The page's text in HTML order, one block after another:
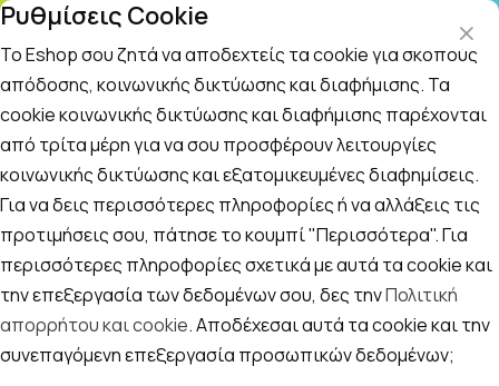
ΤΗΛΕΦΩΝΙΚΟ ΚΕΝΤΡΟ: Δευτ.-Παρασκευή 09:00-14:00 και Σάββατο
09:00-14:00
Αναζήτηση
Αρχική / ΕΠΟΧΙΑΚΑ / Φθινόπωρο - Χειμώνας - Άνοιξη
Γρίπη - Κρυολόγημα
Ταξινόμηση Προβολή
29ΠΡΟΪΌΝΤΑ
Ρυθμίσεις Cookie
Το Eshop σου ζητά να αποδεχτείς τα cookie για σκοπούς
απόδοσης, κοινωνικής δικτύωσης και διαφήμισης. Τα
cookie κοινωνικής δικτύωσης και διαφήμισης παρέχονται
από τρίτα μέρη για να σου προσφέρουν λειτουργίες
κοινωνικής δικτύωσης και εξατομικευμένες διαφημίσεις.
Για να δεις περισσότερες πληροφορίες ή να αλλάξεις τις
προτιμήσεις σου, πάτησε το κουμπί "Περισσότερα". Για
περισσότερες πληροφορίες σχετικά με αυτά τα cookie και
την επεξεργασία των δεδομένων σου, δες τηνΠολιτική
απορρήτου και cookie. Αποδέχεσαι αυτά τα cookie και την
συνεπαγόμενη επεξεργασία προσωπικών δεδομένων;